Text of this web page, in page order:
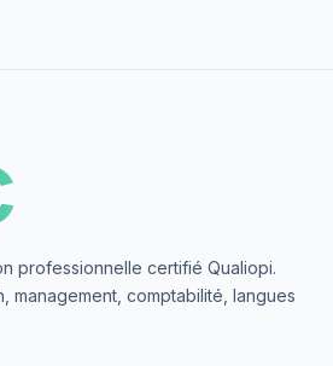
professionnelle certifié Qualiopi.
management, comptabilité, langues